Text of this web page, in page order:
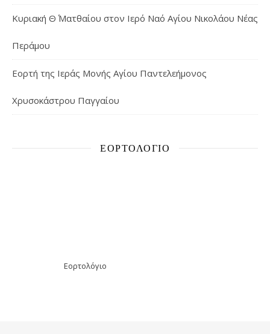
Κυριακή Θ΄ Ματθαίου στον Ιερό Ναό Αγίου Νικολάου Νέας
Περάμου
Εορτή της Ιεράς Μονής Αγίου Παντελεήμονος
Χρυσοκάστρου Παγγαίου
ΕΟΡΤΟΛΌΓΙΟ
Εορτολόγιο